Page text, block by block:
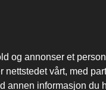
og annonser et
vårt, med
annen informasjon du